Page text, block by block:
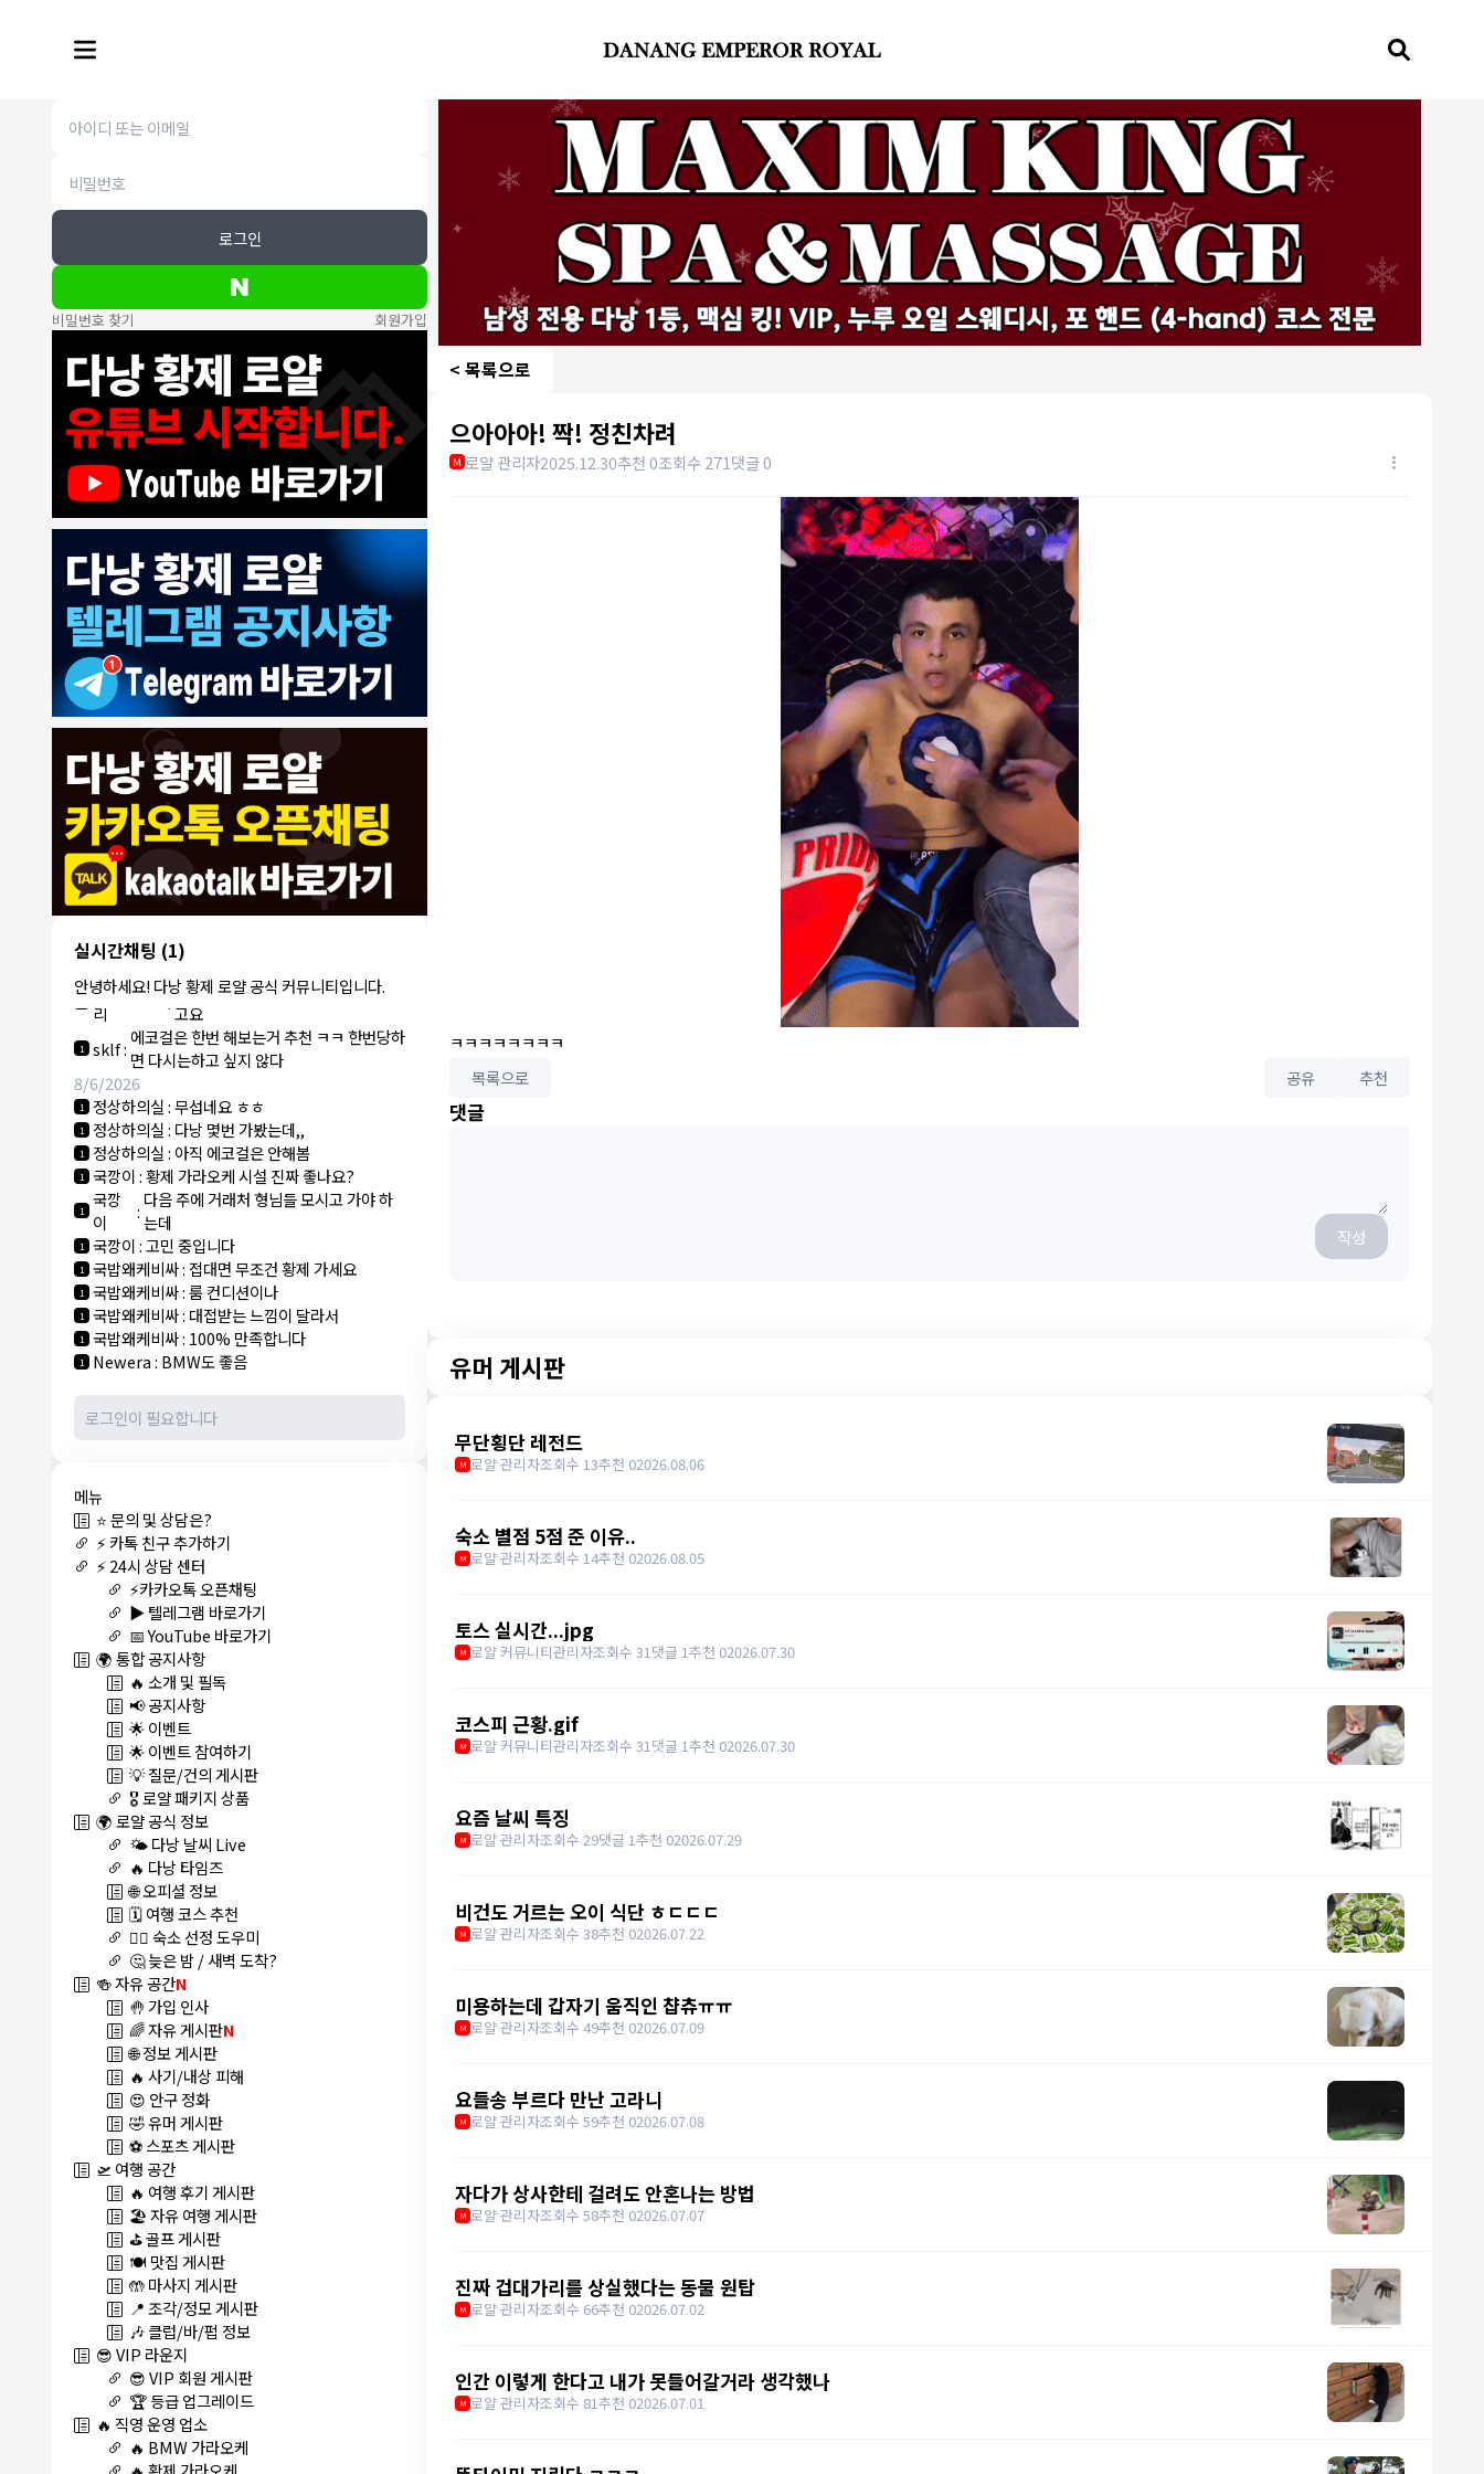
로그인
비밀번호 찾기 회원가입
실시간채팅 (1)
안녕하세요! 다낭 황제 로얄 공식 커뮤니티입니다.
8/4/2026
1 모기한테물림:여기도 문의해보면 바로 알려줌
1 모기한테물림 정찰가보다 쌀수 없음
1 결혼안해:ㄹㅇ 팩트 ㅋㅋㅋㅋ
1 결혼안해:ㄹㅇ 팩트 ㅋㅋㅋㅋ
8/5/2026
1
NY런던파
리
:다낭 에코걸 여기서 예약 가능한가
요?
1 3군:에코걸 좀 조심 하는게 좋음
NY런던파리 :저도 많이 들었습니다 ㅋㅋ
NY런던파
리
:에코걸 하는 놈들 있으면 다 조지려
고요
1 sklf: 에코걸은 한번 해보는거 추천 ㅋㅋ 한번당하
면 다시는하고 싶지 않다
8/6/2026
1 정상하의실:무섭네요 ㅎㅎ
1 정상하의실: 다낭 몇번 가봤는데,,
1 정상하의실: 아직 에코걸은 안해봄
1 국깡이:황제 가라오케 시설 진짜 좋나요?
1
국깡
이
: 다음 주에 거래처 형님들 모시고 가야 하
는데
1 국깡이:고민 중입니다
1 국밥왜케비싸: 접대면 무조건 황제 가세요
1 국밥왜케비싸:룸 컨디션이나
1 국밥왜케비싸: 대접받는 느낌이 달라서
1 국밥왜케비싸: 100% 만족합니다
1 Newera: BMW도 좋음
메뉴
⭐ 문의 및 상담은?
⚡ 카톡 친구 추가하기
⚡ 24시 상담 센터
⚡카카오톡 오픈채팅
▶️ 텔레그램 바로가기
📅 YouTube 바로가기
🌍 통합 공지사항
🔥 소개 및 필독
📢 공지사항
🌟 이벤트
🌟 이벤트 참여하기
💡 질문/건의 게시판
🎖️ 로얄 패키지 상품
🌍 로얄 공식 정보
🌤️ 다낭 날씨 Live
🔥 다낭 타임즈
🌐 오피셜 정보
🗓️ 여행 코스 추천
🏊‍♀️ 숙소 선정 도우미
🤔 늦은 밤 / 새벽 도착?
🍻 자유 공간N
🤚 가입 인사
🌈 자유 게시판N
🌐 정보 게시판
🔥 사기/내상 피해
😍 안구 정화
🤣 유머 게시판
⚽ 스포츠 게시판
🛫 여행 공간
🔥 여행 후기 게시판
🏖️ 자유 여행 게시판
⛳ 골프 게시판
🍽️ 맛집 게시판
🤲 마사지 게시판
📍 조각/정모 게시판
🎶 클럽/바/펍 정보
😎 VIP 라운지
😎 VIP 회원 게시판
🏆 등급 업그레이드
🔥 직영 운영 업소
🔥 BMW 가라오케
< 목록으로
으아아아! 짝! 정친차려
M 로얄 관리자2025.12.30추천 0조회수 271댓글 0
ㅋㅋㅋㅋㅋㅋㅋㅋ
목록으로
공유 추천
댓글
작성
유머 게시판
무단횡단 레전드
M 로얄 관리자조회수 13추천 02026.08.06
숙소 별점 5점 준 이유..
M 로얄 관리자조회수 14추천 02026.08.05
토스 실시간...jpg
M 로얄 커뮤니티관리자조회수 31댓글 1추천 02026.07.30
코스피 근황.gif
M 로얄 커뮤니티관리자조회수 31댓글 1추천 02026.07.30
요즘 날씨 특징
M 로얄 관리자조회수 29댓글 1추천 02026.07.29
비건도 거르는 오이 식단 ㅎㄷㄷㄷ
M 로얄 관리자조회수 38추천 02026.07.22
미용하는데 갑자기 움직인 챱츄ㅠㅠ
M 로얄 관리자조회수 49추천 02026.07.09
요들송 부르다 만난 고라니
M 로얄 관리자조회수 59추천 02026.07.08
자다가 상사한테 걸려도 안혼나는 방법
M 로얄 관리자조회수 58추천 02026.07.07
진짜 겁대가리를 상실했다는 동물 원탑
M 로얄 관리자조회수 66추천 02026.07.02
인간 이렇게 한다고 내가 못들어갈거라 생각했나
M 로얄 관리자조회수 81추천 02026.07.01